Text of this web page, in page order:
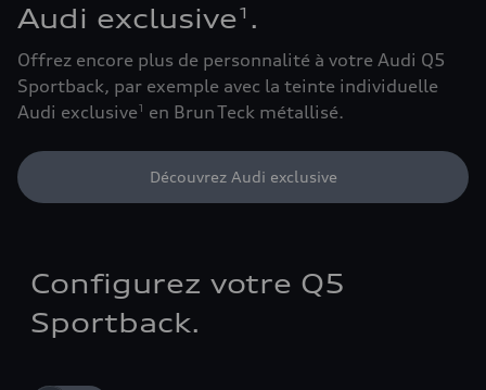
Audi exclusive1 .
Offrez encore plus de personnalité à votre Audi Q5
Sportback, par exemple avec la teinte individuelle
Audi exclusive1 en Brun Teck métallisé.
Découvrez Audi exclusive
Configurez votre Q5
Sportback.